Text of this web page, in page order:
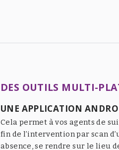
DES OUTILS MULTI-
UNE APPLICATION
Cela permet à vos agents de
fin de l’intervention par scan
absence, se rendre sur le lieu